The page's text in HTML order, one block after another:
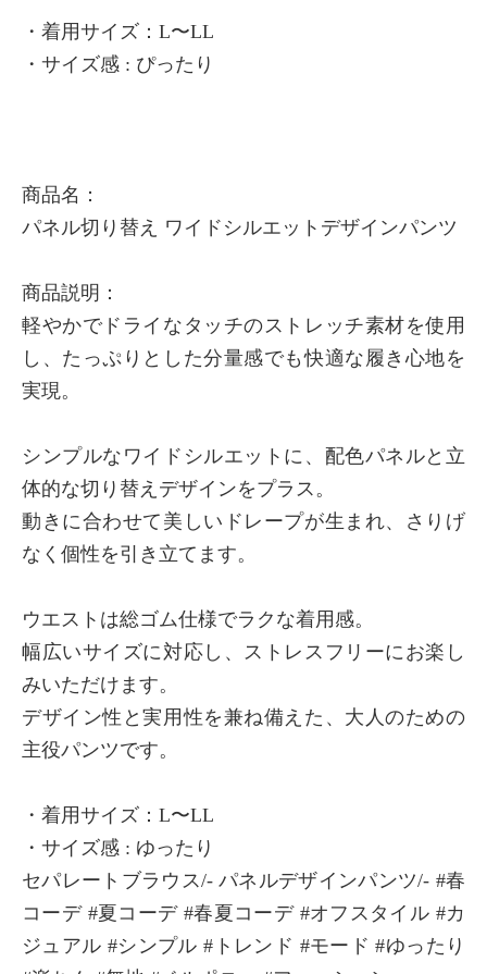
・着用サイズ：L〜LL
・サイズ感 : ぴったり
商品名：
パネル切り替え ワイドシルエットデザインパンツ
商品説明：
軽やかでドライなタッチのストレッチ素材を使用
し、たっぷりとした分量感でも快適な履き心地を
実現。
シンプルなワイドシルエットに、配色パネルと立
体的な切り替えデザインをプラス。
動きに合わせて美しいドレープが生まれ、さりげ
なく個性を引き立てます。
ウエストは総ゴム仕様でラクな着用感。
幅広いサイズに対応し、ストレスフリーにお楽し
みいただけます。
デザイン性と実用性を兼ね備えた、大人のための
主役パンツです。
・着用サイズ：L〜LL
・サイズ感 : ゆったり
セパレートブラウス/- パネルデザインパンツ/- #春
コーデ #夏コーデ #春夏コーデ #オフスタイル #カ
ジュアル #シンプル #トレンド #モード #ゆったり